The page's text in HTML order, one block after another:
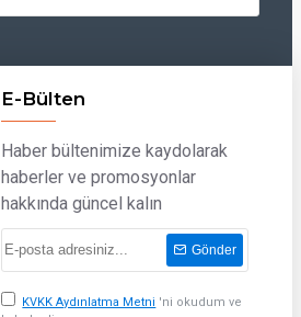
E-Bülten
Haber bültenimize kaydolarak
haberler ve promosyonlar
hakkında güncel kalın
Gönder
KVKK Aydınlatma Metni 'ni okudum ve